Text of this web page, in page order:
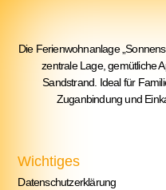
Die Ferienwohnanlage
zentrale Lage, gemütliche
Sandstrand. Ideal für
Zuganbindung und
Wichtiges
Datenschutzerklärung